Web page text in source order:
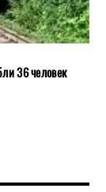
36 человек